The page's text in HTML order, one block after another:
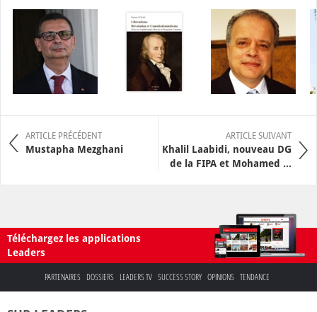
ARTICLE PRÉCÉDENT
Mustapha Mezghani
ARTICLE SUIVANT
Khalil Laabidi, nouveau DG
de la FIPA et Mohamed ...
Téléchargez les applications
Leaders
PARTENAIRES DOSSIERS LEADERS TV SUCCESS STORY OPINIONS TENDANCE